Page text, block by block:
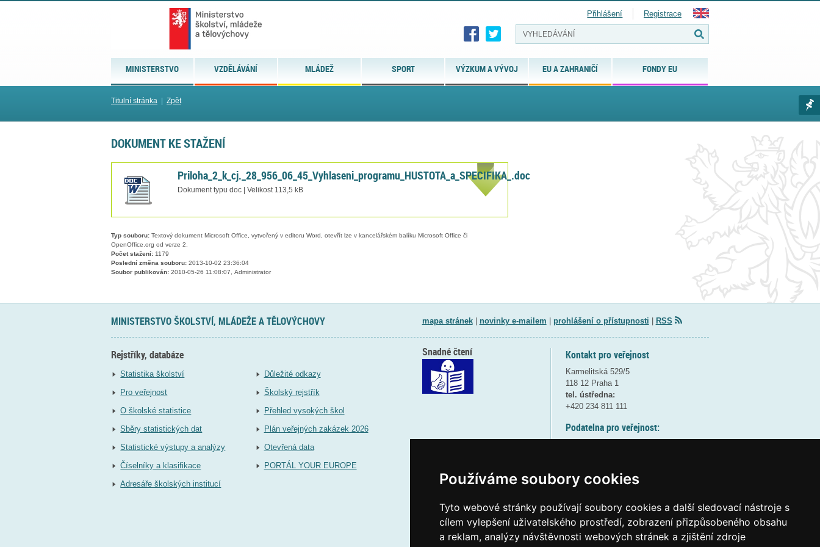
Používáme soubory cookies
Tyto webové stránky používají soubory cookies a další sledovací nástroje s
cílem vylepšení uživatelského prostředí, zobrazení přizpůsobeného obsahu
a reklam, analýzy návštěvnosti webových stránek a zjištění zdroje
MINISTERSTVO VZDĚLÁVÁNÍ MLÁDEŽ SPORT VÝZKUM A VÝVOJ EU A ZAHRANIČÍ FONDY EU
Přihlášení Registrace
Titulní stránka Zpět
DOKUMENT KE STAŽENÍ
Priloha_2_k_cj._28_956_06_45_Vyhlaseni_programu_HUSTOTA_a_SPECIFIKA_.doc
Dokument typu doc | Velikost 113,5 kB
Typ souboru: Textový dokument Microsoft Office, vytvořený v editoru Word, otevřít lze v kancelářském balíku Microsoft Office či
OpenOffice.org od verze 2.
Počet stažení: 1179
Poslední změna souboru: 2013-10-02 23:36:04
Soubor publikován: 2010-05-26 11:08:07, Administrator
MINISTERSTVO ŠKOLSTVÍ, MLÁDEŽE A TĚLOVÝCHOVY mapa stránek| novinky e-mailem prohlášení o přístupnosti RSS
Rejstříky, databáze
Statistika školství
Pro veřejnost
O školské statistice
Sběry statistických dat
Statistické výstupy a analýzy
Číselníky a klasifikace
Adresáře školských institucí
Důležité odkazy
Školský rejstřík
Přehled vysokých škol
Plán veřejných zakázek 2026
Otevřená data
PORTÁL YOUR EUROPE
Kontakt pro veřejnost
Karmelitská 529/5
118 12 Praha 1
tel. ústředna:
+420 234 811 111
Podatelna pro veřejnost:
(více informací
Elektronická podatelna:
posta@msmtgov cz
Snadné čtení